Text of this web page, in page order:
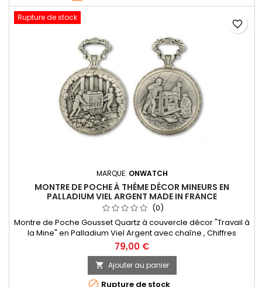
Rupture de stock
MARQUE: ONWATCH
MONTRE DE POCHE À THÈME DÉCOR MINEURS EN
PALLADIUM VIEL ARGENT MADE IN FRANCE
(0)
Montre de Poche Gousset Quartz à couvercle décor "Travail à
la Mine" en Palladium Viel Argent avec chaîne , Chiffres
Arabes. Mouvement Ronda 515 Swiss Parts, 3 aiguilles et
dateur à 3h. Fabrication Française Garantie 2 ans
79,00 €
 Ajouter au panier
 Rupture de stock
favorite_border